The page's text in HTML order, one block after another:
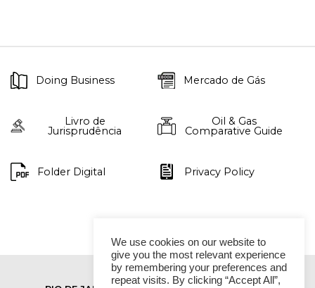
Doing Business Mercado de Gás
Livro de
Jurisprudência
Oil & Gas
Comparative Guide
Folder Digital Privacy Policy
We use cookies on our website to
give you the most relevant experience
by remembering your preferences and
repeat visits. By clicking “Accept All”,